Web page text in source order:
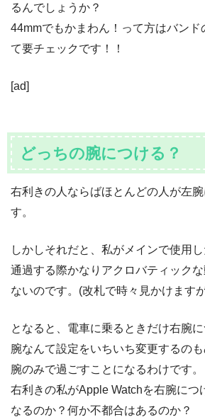
るんでしょうか？
44mmでもかまわん！って方はバンド
て要チェックです！！
[ad]
どっちの腕につける？
右利きの人ならばほとんどの人が左
す。
しかしそれだと、私がメインで使用
通過する際かなりアクロバティック
ないのです。(改札で時々見かけます
となると、電車に乗るときだけ右腕
腕なんて設定をいちいち変更するの
腕のみで過ごすことになるわけです。
右利きの私がApple Watchを右腕につ
なるのか？何か不都合はあるのか？